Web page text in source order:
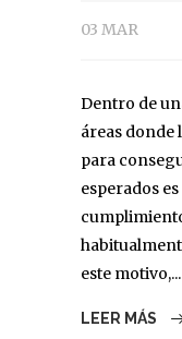
03 MAR
Dentro de
áreas donde
para
esperados
este motivo,...
LEER MÁS